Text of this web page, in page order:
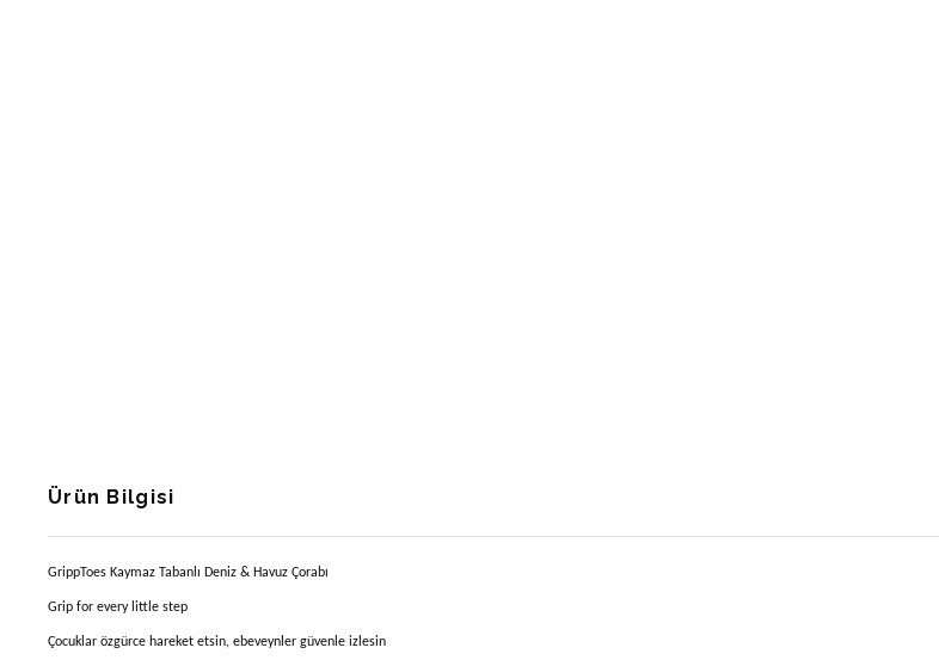
Ürün Bilgisi
GrippToes Kaymaz Tabanlı Deniz & Havuz Çorabı
Grip for every little step
Çocuklar özgürce hareket etsin, ebeveynler güvenle izlesin